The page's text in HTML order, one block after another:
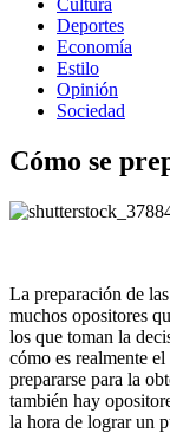
Cultura
Deportes
Economía
Estilo
Opinión
Sociedad
Cómo se
La preparación de
muchos opositores
los que toman la
cómo es realmente
prepararse para la
también hay
la hora de lograr un